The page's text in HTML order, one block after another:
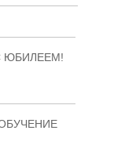
ЮБИЛЕЕМ!